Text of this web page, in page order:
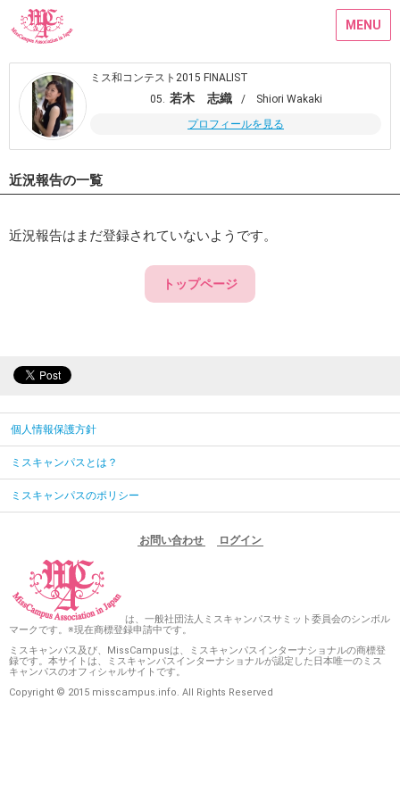
MENU
ミス和コンテスト2015 FINALIST
05. 若木 志織
/ Shiori Wakaki
プロフィールを見る
近況報告の一覧
近況報告はまだ登録されていないようです。
トップページ
個人情報保護方針
ミスキャンパスとは？
ミスキャンパスのポリシー
お問い合わせ ログイン
は、一般社団法人ミスキャンパスサミット委員会のシンボル
マークです。※現在商標登録申請中です。
ミスキャンパス及び、MissCampusは、ミスキャンパスインターナショナルの商標登
録です。本サイトは、ミスキャンパスインターナショナルが認定した日本唯一のミス
キャンパスのオフィシャルサイトです。
Copyright © 2015 misscampus.info. All Rights Reserved